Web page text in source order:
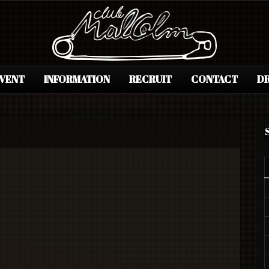
INFORMATION RECRUIT CONTACT